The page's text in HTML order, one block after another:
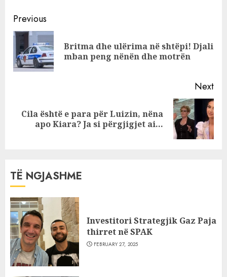
Continue
Reading
Previous
Britma dhe ulërima në shtëpi! Djali
mban peng nënën dhe motrën
Next
Next
Cila është e para për Luizin, nëna
apo Kiara? Ja si përgjigjet ai…
TË NGJASHME
Investitori Strategjik Gaz Paja
thirret në SPAK
FEBRUARY 27, 2025